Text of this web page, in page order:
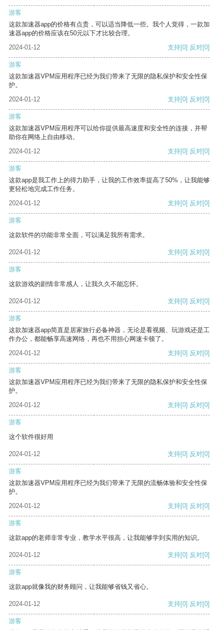
游客
这款加速器app的价格有点贵，可以适当降低一些。我个人觉得，一款加
速器app的价格应该在50元以下才比较合理。
2024-01-12
支持[0] 反对[0]
游客
这款加速器VPM应用程序已经为我们带来了无限的隐私保护和安全性保
护。
2024-01-12
支持[0] 反对[0]
游客
这款加速器VPM应用程序可以给你提供最高速度和安全性的连接，并帮
助你在网络上自由移动。
2024-01-12
支持[0] 反对[0]
游客
这款app是我工作上的得力助手，让我的工作效率提高了50%，让我能够
更轻松地完成工作任务。
2024-01-12
支持[0] 反对[0]
游客
这款软件的功能非常全面，可以满足我所有需求。
2024-01-12 支持[0] 反对[0]
游客
这款游戏的剧情非常感人，让我久久不能忘怀。
2024-01-12 支持[0] 反对[0]
游客
这款加速器app简直是居家旅行必备神器，无论是看视频、玩游戏还是工
作办公，都能畅享高速网络，再也不用担心网速卡顿了。
2024-01-12
支持[0] 反对[0]
游客
这款加速器VPM应用程序已经为我们带来了无限的隐私保护和安全性保
护。
2024-01-12
支持[0] 反对[0]
游客
这个软件很好用
2024-01-12 支持[0] 反对[0]
游客
这款加速器VPM应用程序已经为我们带来了无限的流畅体验和安全性保
护。
2024-01-12
支持[0] 反对[0]
游客
这款app的老师非常专业，教学水平很高，让我能够学到实用的知识。
2024-01-12 支持[0] 反对[0]
游客
这款app就像我的财务顾问，让我能够省钱又省心。
2024-01-12 支持[0] 反对[0]
游客